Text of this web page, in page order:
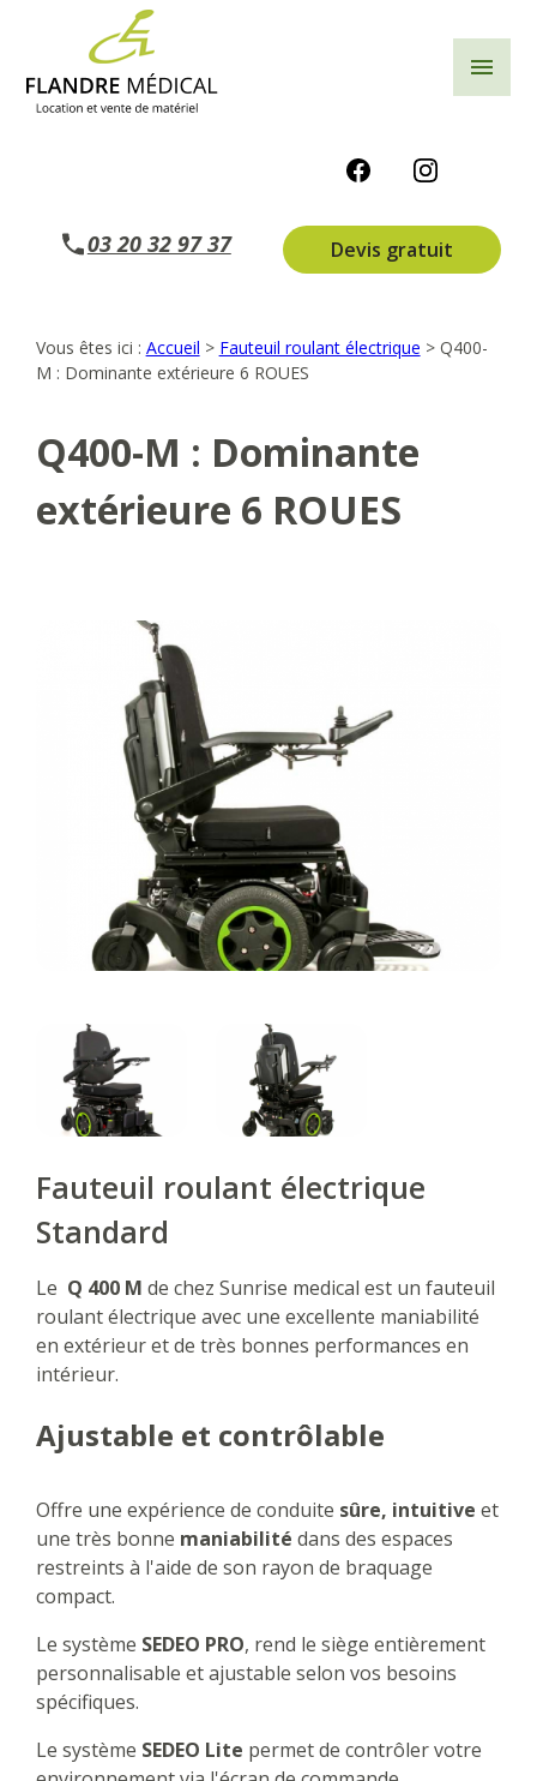
menu
03 20 32 97 37 Devis gratuit
Vous êtes ici : Accueil > Fauteuil roulant électrique > Q400-
M : Dominante extérieure 6 ROUES
Q400-M : Dominante
extérieure 6 ROUES
Fauteuil roulant électrique
Standard
Le Q 400 M de chez Sunrise medical est un fauteuil
roulant électrique avec une excellente maniabilité
en extérieur et de très bonnes performances en
intérieur.
Ajustable et contrôlable
Offre une expérience de conduite sûre, intuitive et
une très bonne maniabilité dans des espaces
restreints à l'aide de son rayon de braquage
compact.
Le système SEDEO PRO, rend le siège entièrement
personnalisable et ajustable selon vos besoins
spécifiques.
Le système SEDEO Lite permet de contrôler votre
Panneau de gestion des cookies